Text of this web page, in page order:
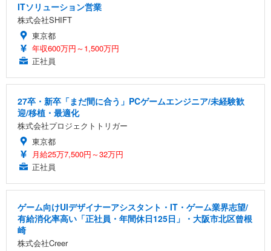
ITソリューション営業
株式会社SHIFT
東京都
年収600万円～1,500万円
正社員
27卒・新卒「まだ間に合う」PCゲームエンジニア/未経験歓
迎/移植・最適化
株式会社プロジェクトトリガー
東京都
月給25万7,500円～32万円
正社員
ゲーム向けUIデザイナーアシスタント・IT・ゲーム業界志望/
有給消化率高い「正社員・年間休日125日」・大阪市北区曾根
崎
株式会社Creer